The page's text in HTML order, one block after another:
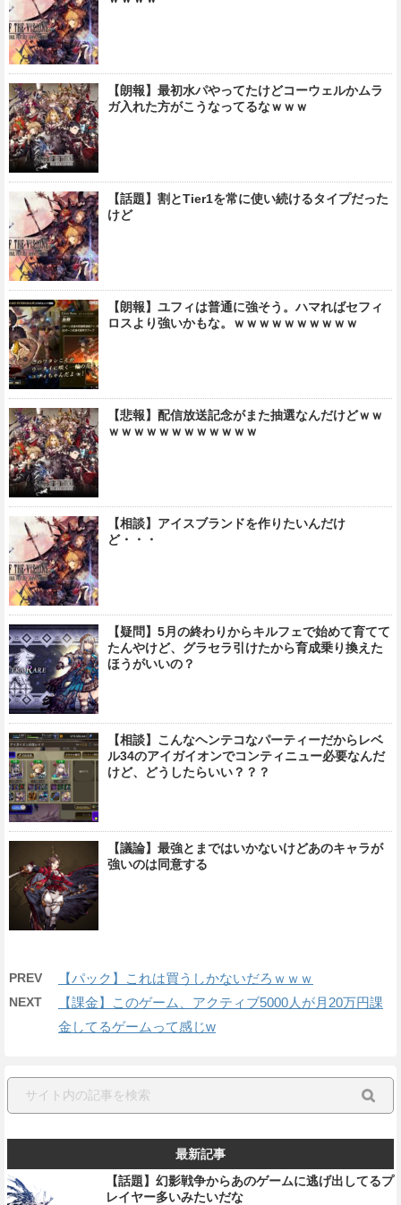
【朗報】最初水パやってたけどコーウェルかムラ
ガ入れた方がこうなってるなｗｗｗ
【話題】割とTier1を常に使い続けるタイプだった
けど
【朗報】ユフィは普通に強そう。ハマればセフィ
ロスより強いかもな。ｗｗｗｗｗｗｗｗｗｗ
【悲報】配信放送記念がまた抽選なんだけどｗｗ
ｗｗｗｗｗｗｗｗｗｗｗｗ
【相談】アイスブランドを作りたいんだけ
ど・・・
【疑問】5月の終わりからキルフェで始めて育てて
たんやけど、グラセラ引けたから育成乗り換えた
ほうがいいの？
【相談】こんなヘンテコなパーティーだからレベ
ル34のアイガイオンでコンティニュー必要なんだ
けど、どうしたらいい？？？
【議論】最強とまではいかないけどあのキャラが
強いのは同意する
PREV 【パック】これは買うしかないだろｗｗｗ
NEXT
【課金】このゲーム、アクティブ5000人が月20万円課
金してるゲームって感じw
最新記事
【話題】幻影戦争からあのゲームに逃げ出してるプ
レイヤー多いみたいだな